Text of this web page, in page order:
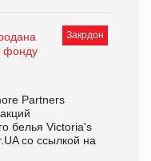
Закрдон
фонду
Partners
белья Victoria's
со ссылкой на